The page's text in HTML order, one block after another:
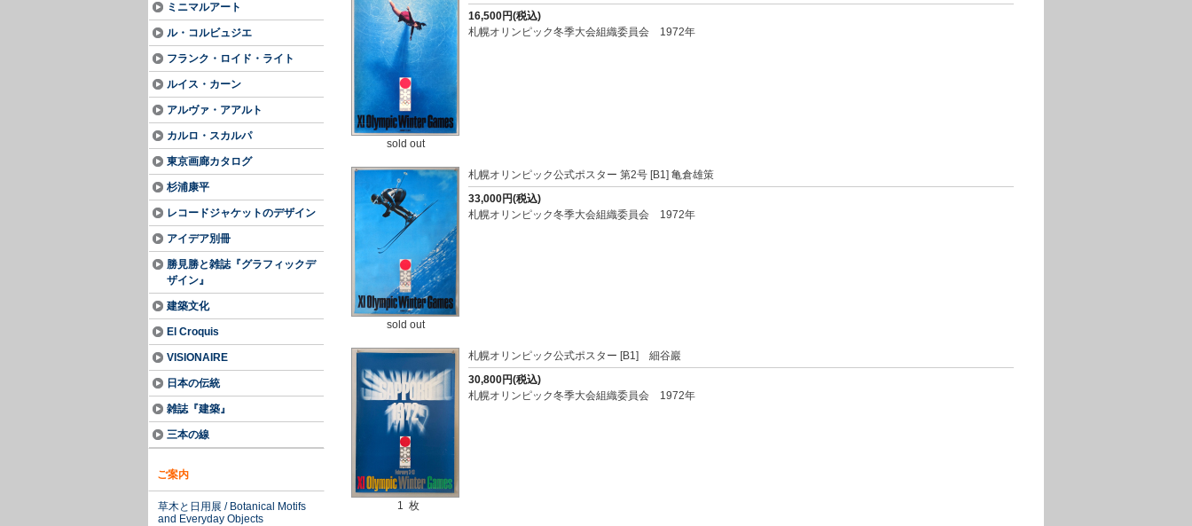
ミニマルアート
ル・コルビュジエ
フランク・ロイド・ライト
ルイス・カーン
アルヴァ・アアルト
カルロ・スカルパ
東京画廊カタログ
杉浦康平
レコードジャケットのデザイン
アイデア別冊
勝見勝と雑誌『グラフィックデ
ザイン』
建築文化
El Croquis
VISIONAIRE
日本の伝統
雑誌『建築』
三本の線
ご案内
草木と日用展 / Botanical Motifs
and Everyday Objects
sold out
16,500円(税込)
札幌オリンピック冬季大会組織委員会 1972年
sold out
札幌オリンピック公式ポスター 第2号 [B1] 亀倉雄策
33,000円(税込)
札幌オリンピック冬季大会組織委員会 1972年
1 枚
札幌オリンピック公式ポスター [B1] 細谷巖
30,800円(税込)
札幌オリンピック冬季大会組織委員会 1972年